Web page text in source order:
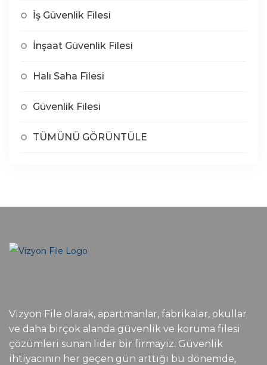
İş Güvenlik Filesi
İnşaat Güvenlik Filesi
Halı Saha Filesi
Güvenlik Filesi
TÜMÜNÜ GÖRÜNTÜLE
Vizyon File olarak, apartmanlar, fabrikalar, okullar
ve daha birçok alanda güvenlik ve koruma filesi
çözümleri sunan lider bir firmayız. Güvenlik
ihtiyacının her geçen gün arttığı bu dönemde,